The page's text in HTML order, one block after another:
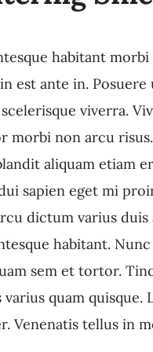
habitant
est ante in.
viverra.
morbi non arcu
aliquam etiam
sapien eget mi
dictum varius
habitant.
sem et tortor.
quam quisque.
Venenatis tellus in